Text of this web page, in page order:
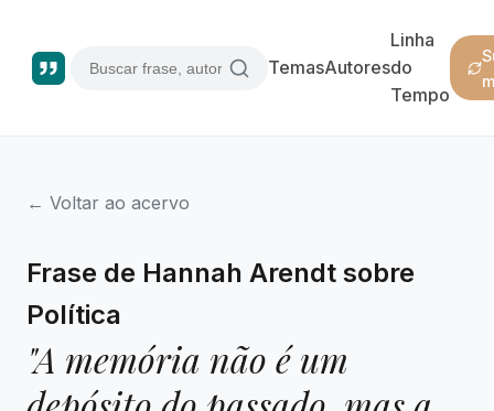
TemasAutores
Linha
do
Tempo
← Voltar ao acervo
Frase de Hannah Arendt sobre
Política
"A memória não é um